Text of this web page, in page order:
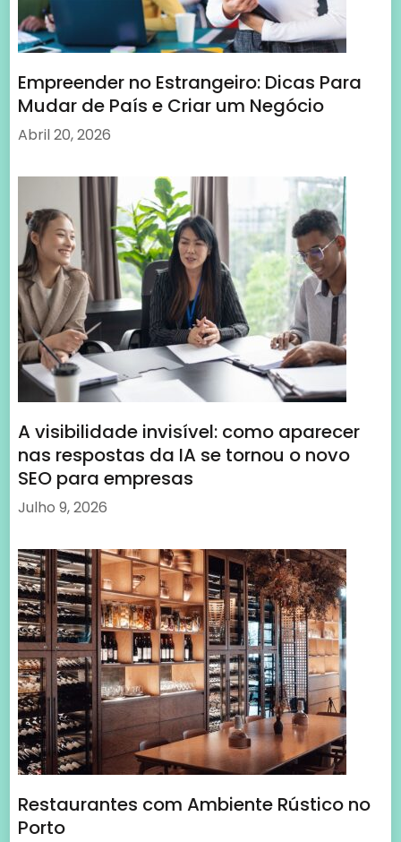
Empreender no Estrangeiro: Dicas Para
Mudar de País e Criar um Negócio
Abril 20, 2026
A visibilidade invisível: como aparecer
nas respostas da IA se tornou o novo
SEO para empresas
Julho 9, 2026
Restaurantes com Ambiente Rústico no
Porto